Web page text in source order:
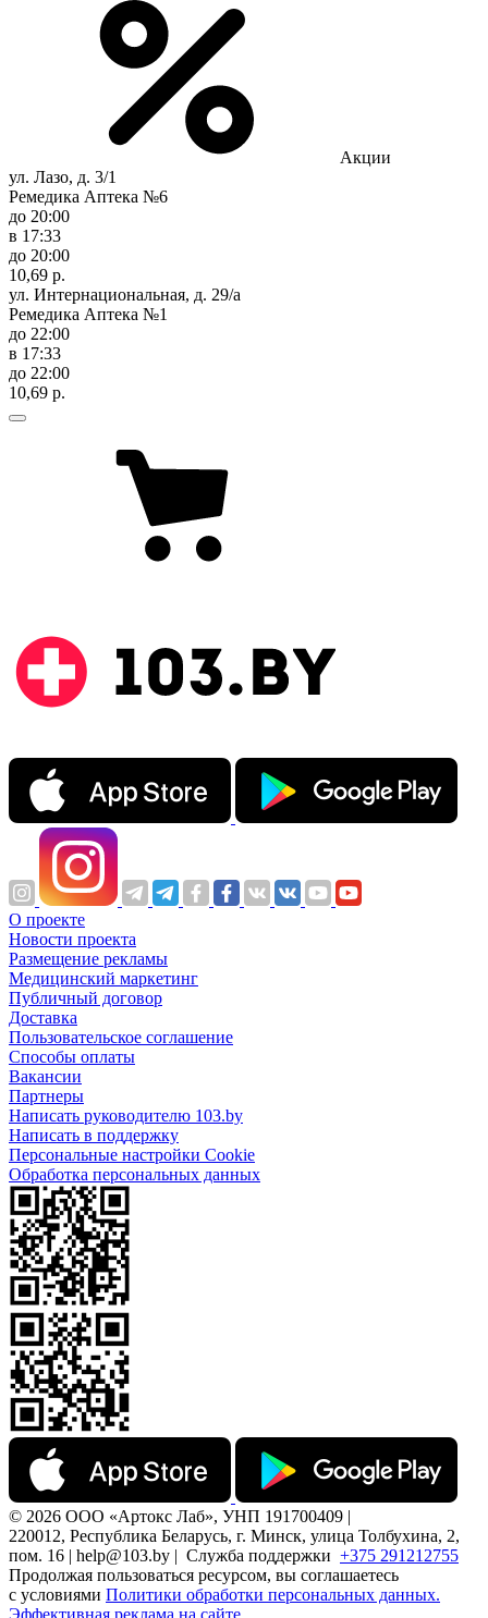
Акции
ул. Лазо, д. 3/1
Ремедика Аптека №6
до 20:00
в 17:33
до 20:00
10,69 р.
ул. Интернациональная, д. 29/а
Ремедика Аптека №1
до 22:00
в 17:33
до 22:00
10,69 р.
О проекте
Новости проекта
Размещение рекламы
Медицинский маркетинг
Публичный договор
Доставка
Пользовательское соглашение
Способы оплаты
Вакансии
Партнеры
Написать руководителю 103.by
Написать в поддержку
Персональные настройки Cookie
Обработка персональных данных
© 2026 ООО «Артокс Лаб», УНП 191700409 |
220012, Республика Беларусь, г. Минск, улица Толбухина, 2,
пом. 16 | help@103.by | Служба поддержки +375 291212755
Продолжая пользоваться ресурсом, вы соглашаетесь
с условиями Политики обработки персональных данных.
Эффективная реклама на сайте